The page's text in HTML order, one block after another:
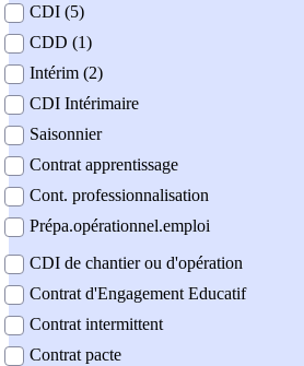
contrat
CDI (5)
CDD (1)
Intérim (2)
CDI Intérimaire
Saisonnier
Contrat apprentissage
Cont. professionnalisation
Prépa.opérationnel.emploi
CDI de chantier ou d'opération
Contrat d'Engagement Educatif
Contrat intermittent
Contrat pacte